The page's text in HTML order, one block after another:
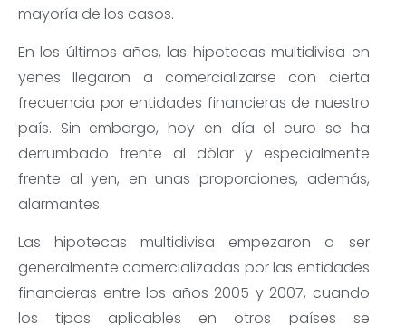
mayoría de los casos.
En los últimos años, las hipotecas multidivisa en
yenes llegaron a comercializarse con cierta
frecuencia por entidades financieras de nuestro
país. Sin embargo, hoy en día el euro se ha
derrumbado frente al dólar y especialmente
frente al yen, en unas proporciones, además,
alarmantes.
Las hipotecas multidivisa empezaron a ser
generalmente comercializadas por las entidades
financieras entre los años 2005 y 2007, cuando
los tipos aplicables en otros países se